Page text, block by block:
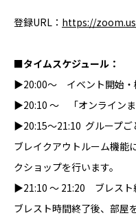
登録URL： https://
■タイムスケジュール：
▶︎20:00〜 イベント開始・
▶︎20:10 〜 「オンラインま
▶︎20:15〜21:10 グループご
ブレイクアウトルーム機能
クショップを行います。
▶︎21:10 〜 21:20 ブレスト
ブレスト時間終了後、部屋